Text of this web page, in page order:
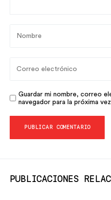
Guardar mi nombre, correo
navegador para la próxima
PUBLICACIONES